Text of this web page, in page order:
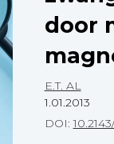
door
E.T. AL
1.01.2013
DOI: